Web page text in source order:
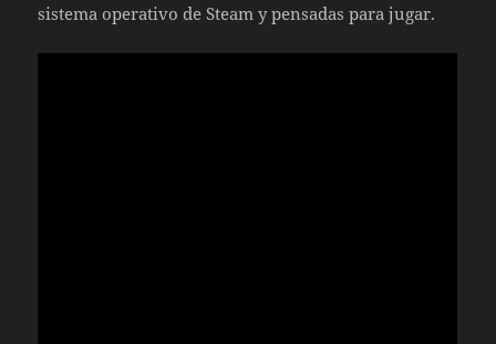
sistema operativo de Steam y pensadas para jugar.